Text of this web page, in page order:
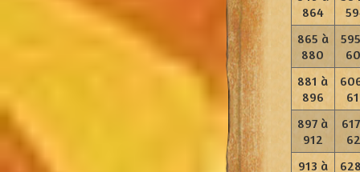
864
865 à
880
881 à
896
897 à
912
913 à